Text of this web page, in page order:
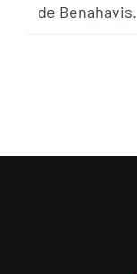
de Benahavis.